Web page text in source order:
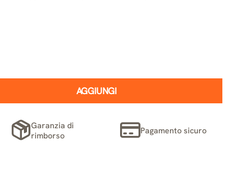
AGGIUNGI
Garanzia di
rimborso
Pagamento sicuro